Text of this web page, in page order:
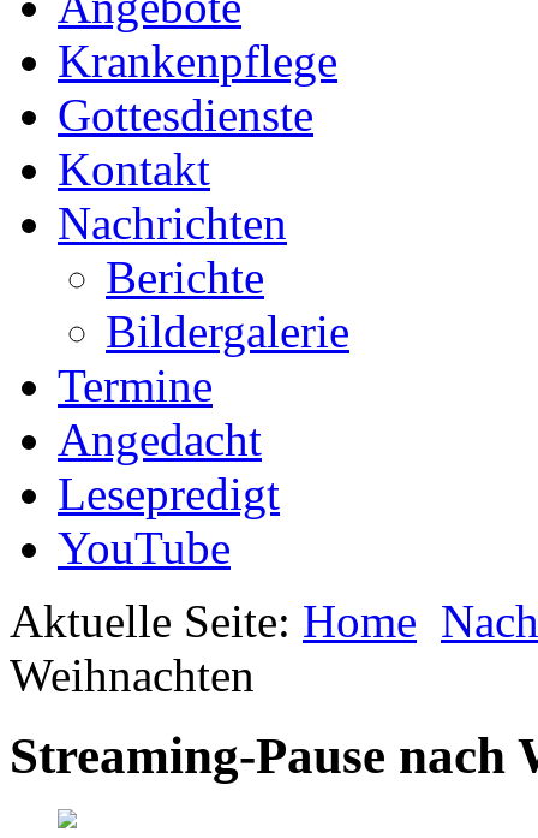
Krankenpflege
Gottesdienste
Kontakt
Nachrichten
Berichte
Bildergalerie
Termine
Angedacht
Lesepredigt
YouTube
Aktuelle Seite: Home
Weihnachten
Streaming-Pause nach